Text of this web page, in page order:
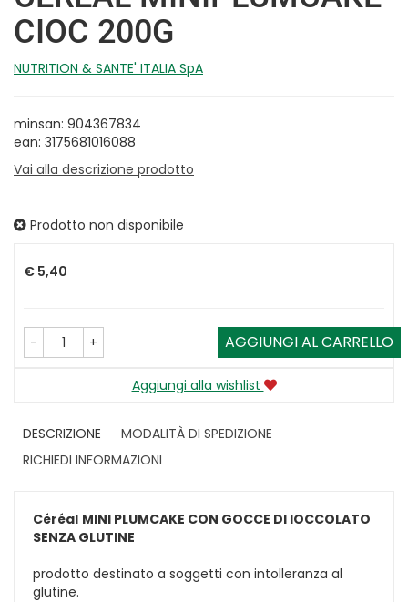
CIOC 200G
NUTRITION & SANTE' ITALIA SpA
minsan: 904367834
ean: 3175681016088
Vai alla descrizione prodotto
Prodotto non disponibile
€ 5,40
- + AGGIUNGI AL CARRELLO
Aggiungi alla wishlist
DESCRIZIONE
MODALITÀ DI SPEDIZIONE
RICHIEDI INFORMAZIONI
Céréal MINI PLUMCAKE CON GOCCE DI IOCCOLATO
SENZA GLUTINE
prodotto destinato a soggetti con intolleranza al
glutine.